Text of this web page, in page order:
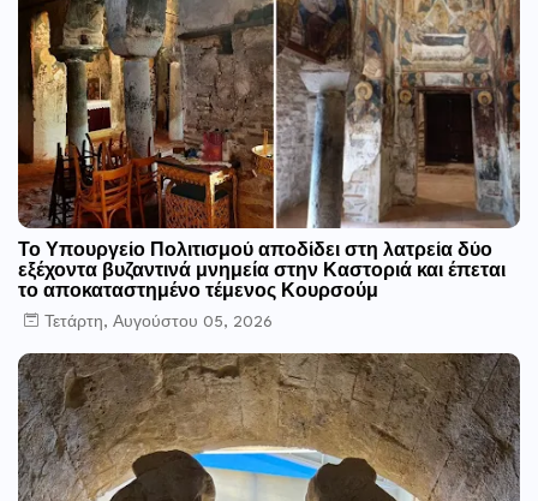
Το Υπουργείο Πολιτισμού αποδίδει στη λατρεία δύο
εξέχοντα βυζαντινά μνημεία στην Καστοριά και έπεται
το αποκαταστημένο τέμενος Κουρσούμ
Τετάρτη, Αυγούστου 05, 2026